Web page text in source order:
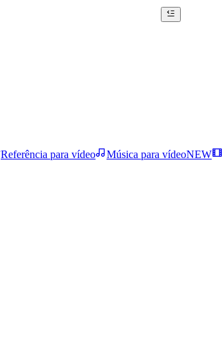
Referência para vídeo Música para vídeoNEW